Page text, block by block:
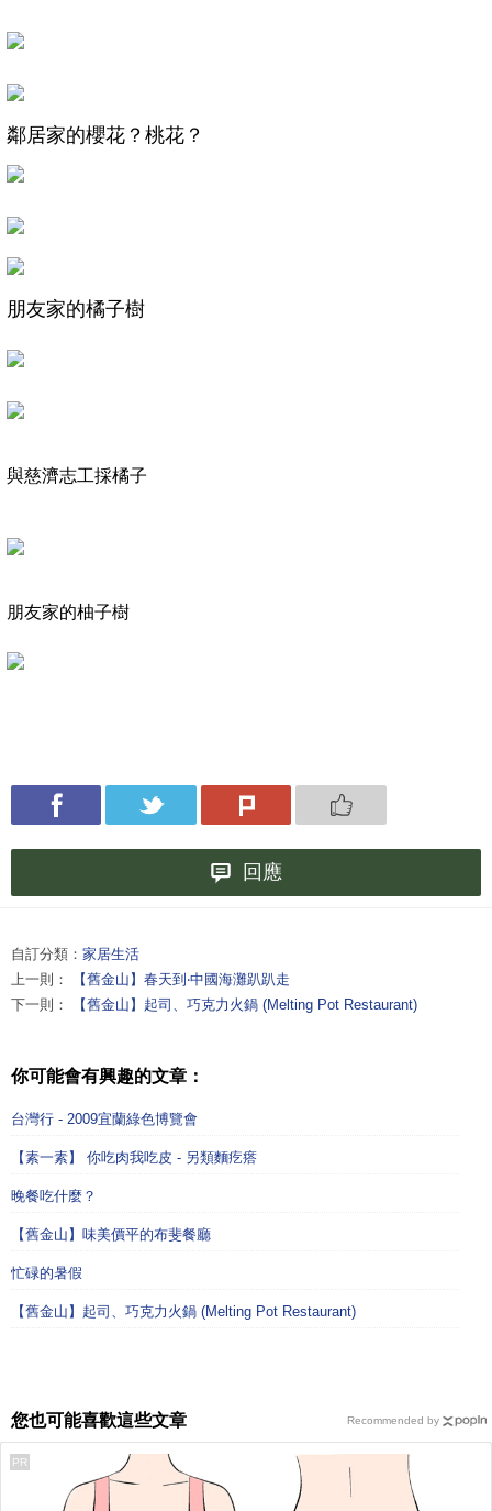
鄰居家的櫻花？桃花？
朋友家的橘子樹
與慈濟志工採橘子
朋友家的柚子樹
回應
自訂分類： 家居生活
上一則：
【舊金山】春天到‧中國海灘趴趴走
下一則：
【舊金山】起司、巧克力火鍋 (Melting Pot Restaurant)
你可能會有興趣的文章：
台灣行 - 2009宜蘭綠色博覽會
【素一素】 你吃肉我吃皮 - 另類麵疙瘩
晚餐吃什麼？
【舊金山】味美價平的布斐餐廳
忙碌的暑假
【舊金山】起司、巧克力火鍋 (Melting Pot Restaurant)
您也可能喜歡這些文章
PR
Recommended by